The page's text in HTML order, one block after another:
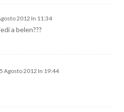
2012 In 11:34
a belen???
5 Agosto 2012 In 19:44